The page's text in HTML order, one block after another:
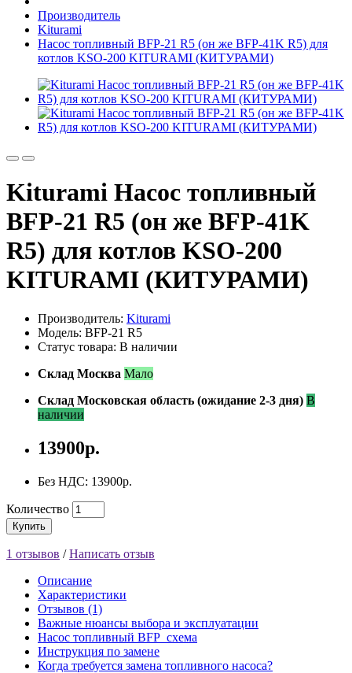
Производитель
Kiturami
Насос топливный BFP-21 R5 (он же BFP-41K R5) для
котлов KSO-200 KITURAMI (КИТУРАМИ)
Kiturami Насос топливный
BFP-21 R5 (он же BFP-41K
R5) для котлов KSO-200
KITURAMI (КИТУРАМИ)
Производитель: Kiturami
Модель: BFP-21 R5
Статус товара: В наличии
Склад Москва Мало
Склад Московская область (ожидание 2-3 дня) В
наличии
13900р.
Без НДС: 13900р.
Количество
Купить
1 отзывов /Написать отзыв
Описание
Характеристики
Отзывов (1)
Важные нюансы выбора и эксплуатации
Насос топливный BFP_схема
Инструкция по замене
Когда требуется замена топливного насоса?